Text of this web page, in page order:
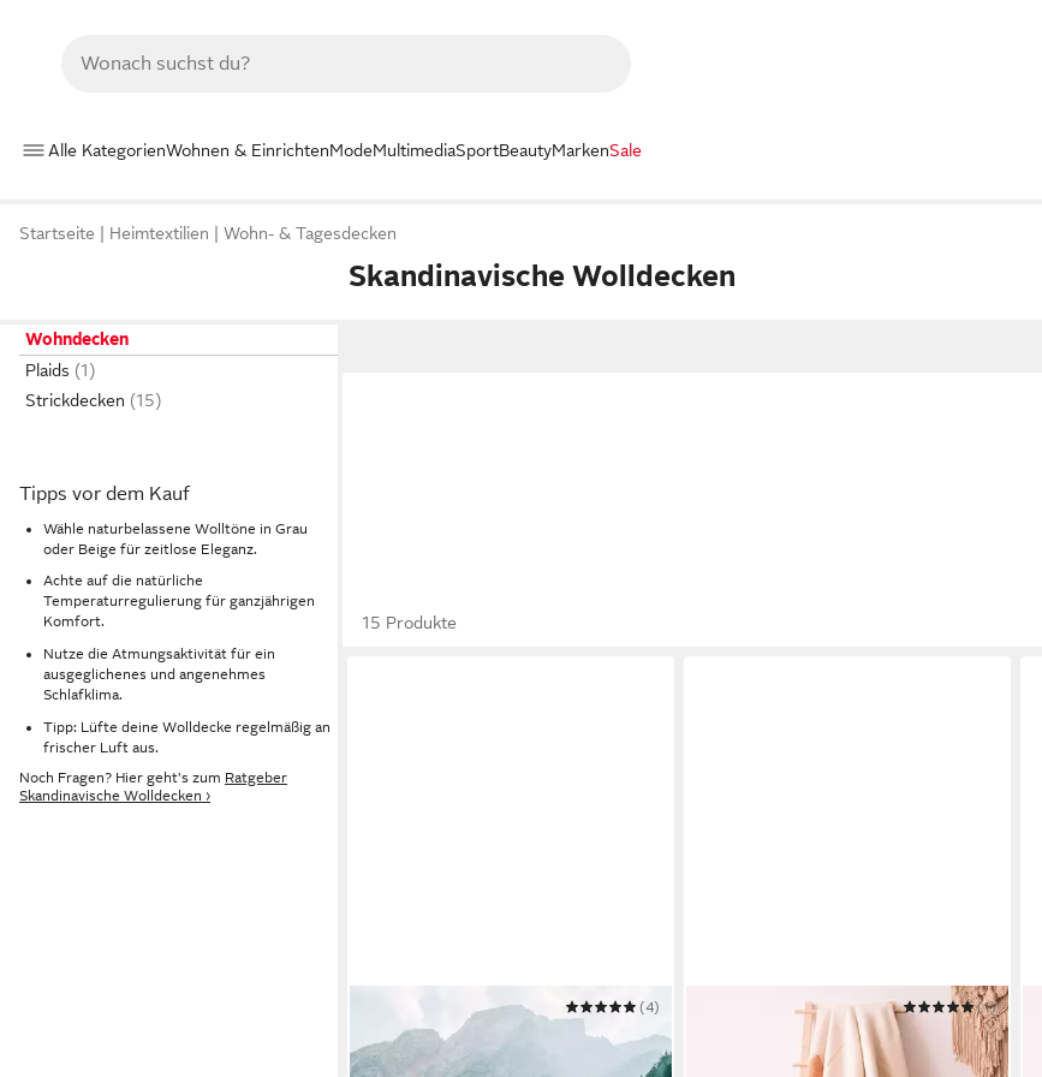
Alle KategorienWohnen & EinrichtenModeMultimediaSportBeautyMarkenSale
Startseite Heimtextilien Wohn- & Tagesdecken
Skandinavische Wolldecken
Wohndecken
Plaids
Strickdecken
Tipps vor dem Kauf
Wähle naturbelassene Wolltöne in Grau
oder Beige für zeitlose Eleganz.
Achte auf die natürliche
Temperaturregulierung für ganzjährigen
Komfort.
Nutze die Atmungsaktivität für ein
ausgeglichenes und angenehmes
Schlafklima.
Tipp: Lüfte deine Wolldecke regelmäßig an
frischer Luft aus.
Noch Fragen? Hier geht's zum Ratgeber
Skandinavische Wolldecken ›
15 Produkte
STEPPENWOLLE
Plaid CANYON
130 x 200 cm
B/L
(4)
STEPPENWOLLE
Wohndecke JAVA
B/L
(1)